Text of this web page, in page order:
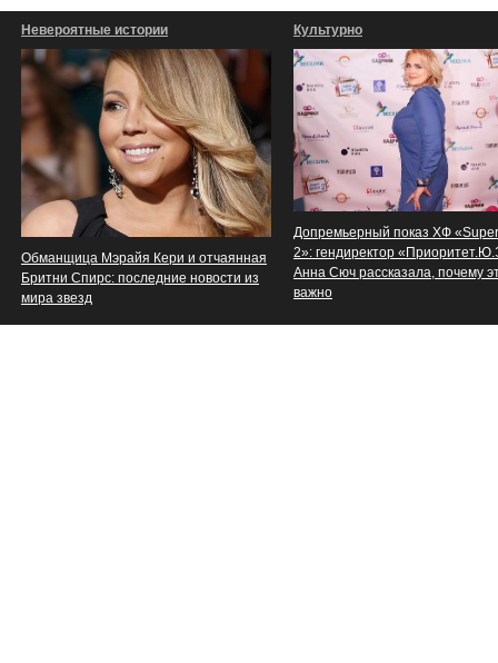
Невероятные истории
Обманщица Мэрайя Кери и отчаянная
Бритни Спирс: последние новости из
мира звезд
Культурно
Допремьерный показ ХФ
2»: гендиректор
Анна Сюч рассказала, почему
важно